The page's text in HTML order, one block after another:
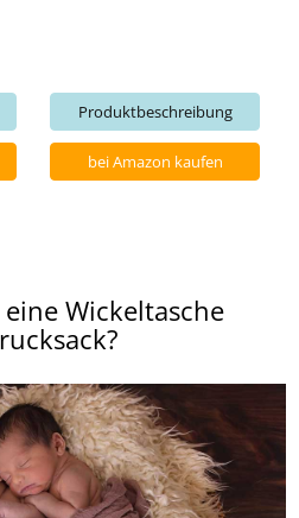
Produktbeschreibung
bei Amazon kaufen
Wickeltasche